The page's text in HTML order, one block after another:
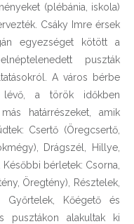
(plébánia, iskola)
Csáky Imre érsek
egyezséget kötött a
puszták
A város bérbe
lévő, a török időkben
határrészeket, amik
Csertő (Öregcsertő,
Drágszél, Hillye,
bérletek: Csorna,
Öregtény), Résztelek,
Győrtelek, Kőégető és
pusztákon alakultak ki